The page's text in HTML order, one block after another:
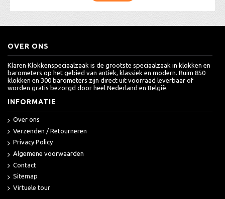
OVER ONS
Klaren Klokkenspeciaalzaak is de grootste speciaalzaak in klokken en
barometers op het gebied van antiek, klassiek en modern. Ruim 850
klokken en 300 barometers zijn direct uit voorraad leverbaar of
worden gratis bezorgd door heel Nederland en België.
INFORMATIE
Over ons
Verzenden / Retourneren
Privacy Policy
Algemene voorwaarden
Contact
Sitemap
Virtuele tour